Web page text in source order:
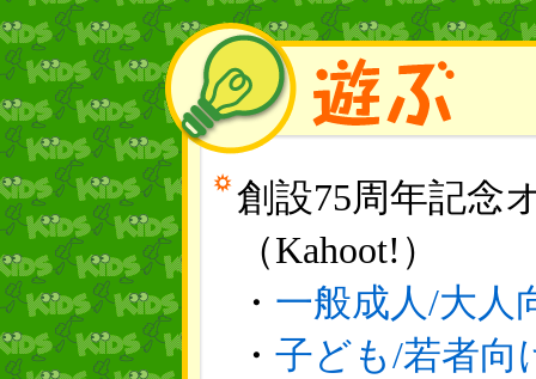
創設75周年記念
（Kahoot!）
・ 一般成人/大人
・ 子ども/若者向